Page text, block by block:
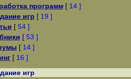
программ[ 14 ]
игр [ 19 ]
[ 54 ]
[ 53 ]
[ 14 ]
[ 16 ]
игр